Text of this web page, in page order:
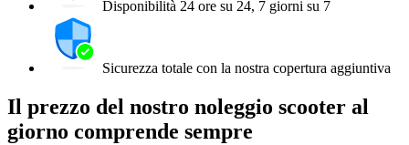
Disponibilità 24 ore su 24, 7 giorni su 7
Sicurezza totale con la nostra copertura aggiuntiva
Il prezzo del nostro noleggio scooter al
giorno comprende sempre